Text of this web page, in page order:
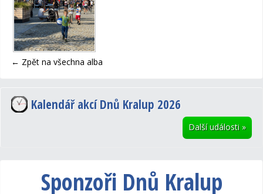
← Zpět na všechna alba
Kalendář akcí Dnů Kralup 2026
Další události »
Sponzoři Dnů Kralup